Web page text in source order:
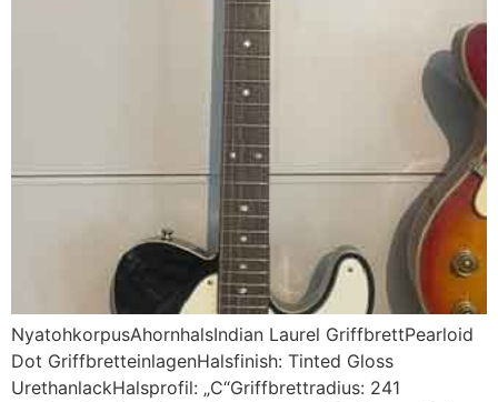
NyatohkorpusAhornhalsIndian Laurel GriffbrettPearloid
Dot GriffbretteinlagenHalsfinish: Tinted Gloss
UrethanlackHalsprofil: „C“Griffbrettradius: 241